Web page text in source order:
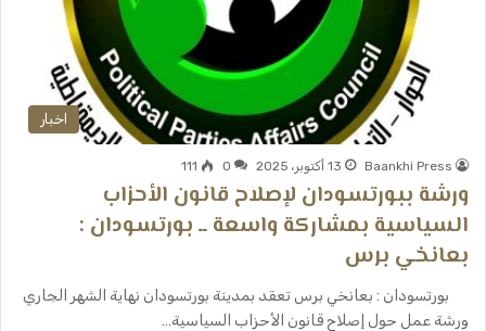
اخبار
Baankhi Press 13 أكتوبر، 2025 0
111
ورشة ببورتسودان لإصلاح قانون الأحزاب
السياسية بمشاركة واسعة ــ بورتسودان :
بعانخي برس
بورتسودان : بعانخي برس تعقد بمدينة بورتسودان نهاية الشهر الجاري
ورشة عمل حول إصلاح قانون الأحزاب السياسية…